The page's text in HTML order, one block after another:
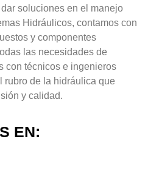
soluciones en el manejo
Hidráulicos, contamos con
y componentes
las necesidades de
con técnicos e ingenieros
rubro de la hidráulica que
y calidad.
EN: